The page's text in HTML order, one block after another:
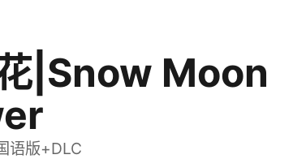
|Snow Moon
语版+DLC